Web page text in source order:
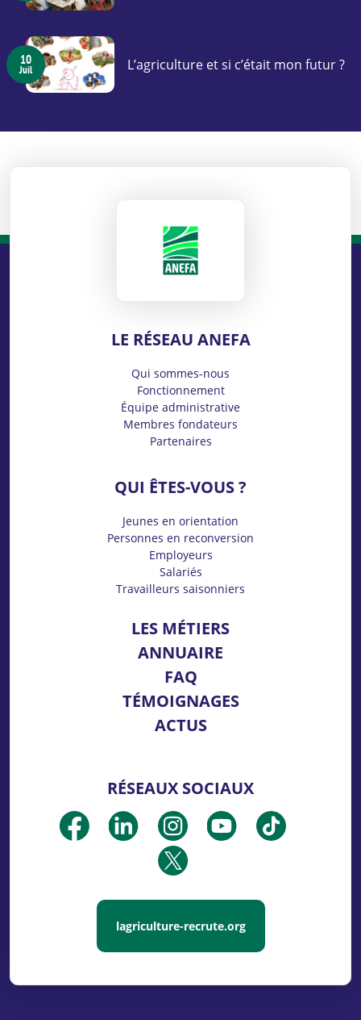
10
Juil L’agriculture et si c’était mon futur ?
LE RÉSEAU ANEFA
Qui sommes-nous
Fonctionnement
Équipe administrative
Membres fondateurs
Partenaires
QUI ÊTES-VOUS ?
Jeunes en orientation
Personnes en reconversion
Employeurs
Salariés
Travailleurs saisonniers
LES MÉTIERS
ANNUAIRE
FAQ
TÉMOIGNAGES
ACTUS
RÉSEAUX SOCIAUX
lagriculture-recrute.org